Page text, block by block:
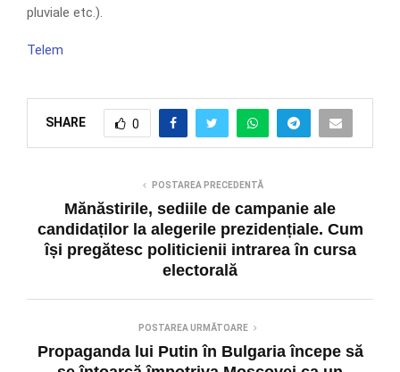
pluviale etc.).
Telem
SHARE 0
POSTAREA PRECEDENTĂ
Mănăstirile, sediile de campanie ale
candidaților la alegerile prezidențiale. Cum
își pregătesc politicienii intrarea în cursa
electorală
POSTAREA URMĂTOARE
Propaganda lui Putin în Bulgaria începe să